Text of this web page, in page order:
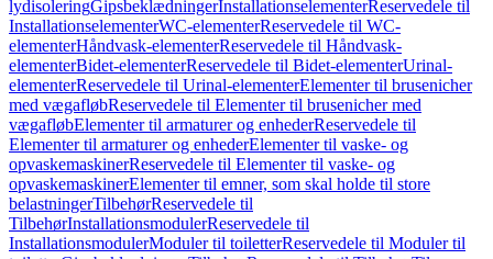
lydisoleringGipsbeklædningerInstallationselementerReservedele til
InstallationselementerWC-elementerReservedele til WC-
elementerHåndvask-elementerReservedele til Håndvask-
elementerBidet-elementerReservedele til Bidet-elementerUrinal-
elementerReservedele til Urinal-elementerElementer til brusenicher
med vægafløbReservedele til Elementer til brusenicher med
vægafløbElementer til armaturer og enhederReservedele til
Elementer til armaturer og enhederElementer til vaske- og
opvaskemaskinerReservedele til Elementer til vaske- og
opvaskemaskinerElementer til emner, som skal holde til store
belastningerTilbehørReservedele til
TilbehørInstallationsmodulerReservedele til
InstallationsmodulerModuler til toiletterReservedele til Moduler til